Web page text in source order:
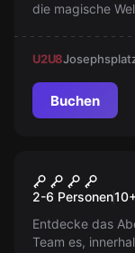
die magische
Bibliothek, stellt
der
U2U8
Buchen
Populär
Die
2-6 Personen10+
Entdecke das
Team es,